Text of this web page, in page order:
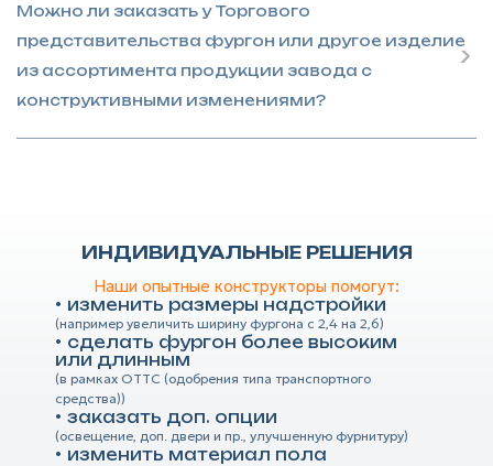
Можно ли заказать у Торгового
представительства фургон или другое изделие
из ассортимента продукции завода с
конструктивными изменениями?
ИНДИВИДУАЛЬНЫЕ РЕШЕНИЯ
Наши опытные конструкторы помогут:
изменить размеры надстройки
(например увеличить ширину фургона с 2,4 на 2,6)
сделать фургон более высоким
или длинным
(в рамках ОТТС (одобрения типа транспортного
средства))
заказать доп. опции
(освещение, доп. двери и пр., улучшенную фурнитуру)
изменить материал пола